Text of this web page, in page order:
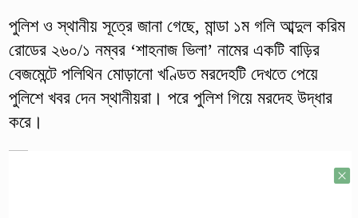
পুলিশ ও স্থানীয় সূত্রে জানা গেছে, মান্ডা ১ম গলি আব্দুল করিম
রোডের ২৬০/১ নম্বর ‘শাহনাজ ভিলা’ নামের একটি বাড়ির
বেজমেন্টে পলিথিন মোড়ানো খণ্ডিত মরদেহটি দেখতে পেয়ে
পুলিশে খবর দেন স্থানীয়রা। পরে পুলিশ গিয়ে মরদেহ উদ্ধার
করে।